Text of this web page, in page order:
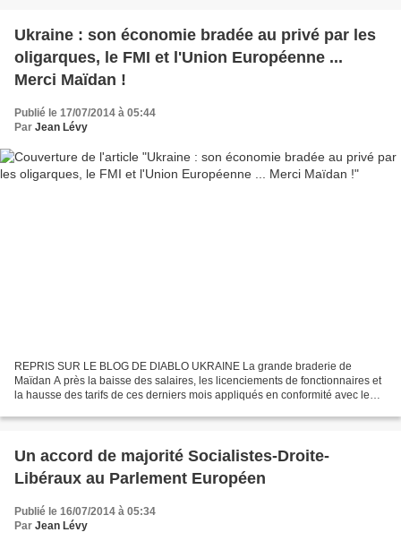
Ukraine : son économie bradée au privé par les
oligarques, le FMI et l'Union Européenne ...
Merci Maïdan !
Publié le 17/07/2014 à 05:44
Par Jean Lévy
REPRIS SUR LE BLOG DE DIABLO UKRAINE La grande braderie de
Maïdan A près la baisse des salaires, les licenciements de fonctionnaires et
la hausse des tarifs de ces derniers mois appliqués en conformité avec le
Un accord de majorité Socialistes-Droite-
Libéraux au Parlement Européen
Publié le 16/07/2014 à 05:34
Par Jean Lévy